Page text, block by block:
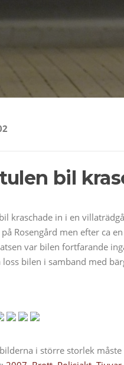
bil
kraschade in i en
Rosengård men efter ca
var bilen fortfarande
loss bilen i samband med
i större storlek